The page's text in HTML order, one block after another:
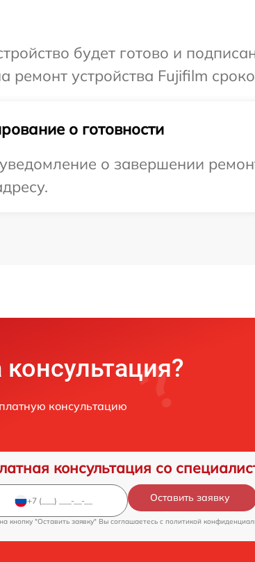
будет готово и
ремонт устройства Fujifilm
о готовности
о завершении
консультацию
консультация со
Оставить заявку
кнопку "Оставить заявку" Вы соглашаетесь c политикой